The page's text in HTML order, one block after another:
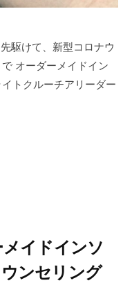
駆けて、新型コロナウ
オーダーメイドイン
トクルーチアリーダー
メイドインソ
ンセリング